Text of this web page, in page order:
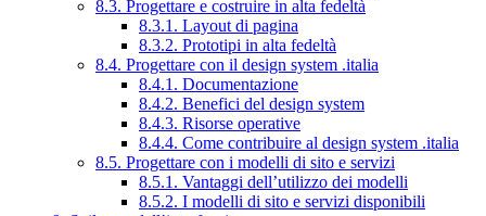
8.3. Progettare e costruire in alta fedeltà
8.3.1. Layout di pagina
8.3.2. Prototipi in alta fedeltà
8.4. Progettare con il design system .italia
8.4.1. Documentazione
8.4.2. Benefici del design system
8.4.3. Risorse operative
8.4.4. Come contribuire al design system .italia
8.5. Progettare con i modelli di sito e servizi
8.5.1. Vantaggi dell’utilizzo dei modelli
8.5.2. I modelli di sito e servizi disponibili